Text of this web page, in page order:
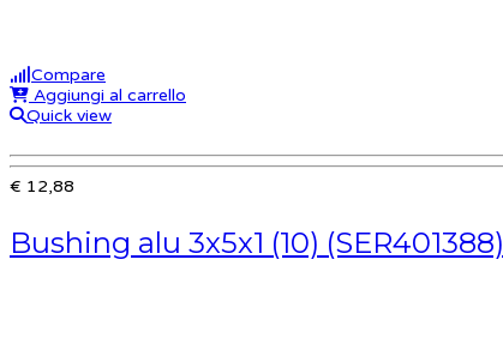
Compare
Aggiungi al carrello
Quick view
€ 12,88
Bushing alu 3x5x1 (10) (SER401388)